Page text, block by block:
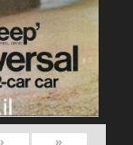
«
‹